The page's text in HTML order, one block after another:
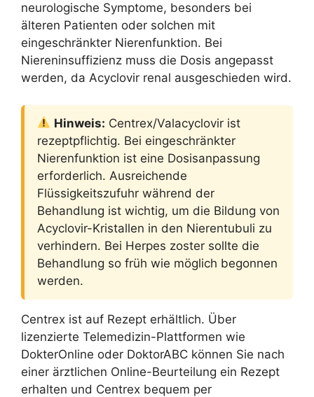
neurologische Symptome, besonders bei
älteren Patienten oder solchen mit
eingeschränkter Nierenfunktion. Bei
Niereninsuffizienz muss die Dosis angepasst
werden, da Acyclovir renal ausgeschieden wird.
Hinweis: Centrex/Valacyclovir ist
rezeptpflichtig. Bei eingeschränkter
Nierenfunktion ist eine Dosisanpassung
erforderlich. Ausreichende
Flüssigkeitszufuhr während der
Behandlung ist wichtig, um die Bildung von
Acyclovir-Kristallen in den Nierentubuli zu
verhindern. Bei Herpes zoster sollte die
Behandlung so früh wie möglich begonnen
werden.
Centrex ist auf Rezept erhältlich. Über
lizenzierte Telemedizin-Plattformen wie
DokterOnline oder DoktorABC können Sie nach
einer ärztlichen Online-Beurteilung ein Rezept
erhalten und Centrex bequem per